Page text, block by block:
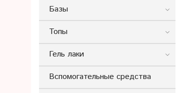
Базы
Топы
Гель лаки
Вспомогательные средства